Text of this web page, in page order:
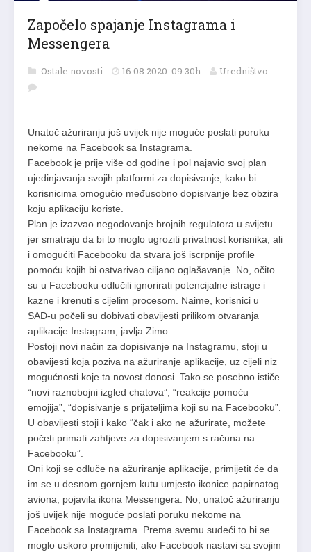
Započelo spajanje Instagrama i
Messengera
Ostale novosti 16.08.2020. 09:30h Uredništvo
Unatoč ažuriranju još uvijek nije moguće poslati poruku
nekome na Facebook sa Instagrama.
Facebook je prije više od godine i pol najavio svoj plan
ujedinjavanja svojih platformi za dopisivanje, kako bi
korisnicima omogućio međusobno dopisivanje bez obzira
koju aplikaciju koriste.
Plan je izazvao negodovanje brojnih regulatora u svijetu
jer smatraju da bi to moglo ugroziti privatnost korisnika, ali
i omogućiti Facebooku da stvara još iscrpnije profile
pomoću kojih bi ostvarivao ciljano oglašavanje. No, očito
su u Facebooku odlučili ignorirati potencijalne istrage i
kazne i krenuti s cijelim procesom. Naime, korisnici u
SAD-u počeli su dobivati obavijesti prilikom otvaranja
aplikacije Instagram, javlja Zimo.
Postoji novi način za dopisivanje na Instagramu, stoji u
obavijesti koja poziva na ažuriranje aplikacije, uz cijeli niz
mogućnosti koje ta novost donosi. Tako se posebno ističe
“novi raznobojni izgled chatova”, “reakcije pomoću
emojija”, “dopisivanje s prijateljima koji su na Facebooku”.
U obavijesti stoji i kako “čak i ako ne ažurirate, možete
početi primati zahtjeve za dopisivanjem s računa na
Facebooku”.
Oni koji se odluče na ažuriranje aplikacije, primijetit će da
im se u desnom gornjem kutu umjesto ikonice papirnatog
aviona, pojavila ikona Messengera. No, unatoč ažuriranju
još uvijek nije moguće poslati poruku nekome na
Facebook sa Instagrama. Prema svemu sudeći to bi se
moglo uskoro promijeniti, ako Facebook nastavi sa svojim